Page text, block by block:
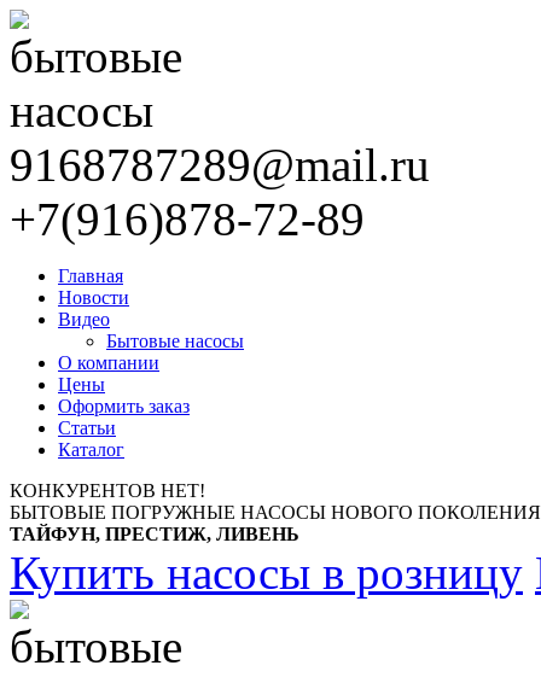
9168787289@mail.ru
+7(916)878-72-89
Главная
Новости
Видео
Бытовые насосы
О компании
Цены
Оформить заказ
Статьи
Каталог
КОНКУРЕНТОВ НЕТ!
БЫТОВЫЕ ПОГРУЖНЫЕ НАСОСЫ НОВОГО
ТАЙФУН, ПРЕСТИЖ, ЛИВЕНЬ
Купить насосы в розницу